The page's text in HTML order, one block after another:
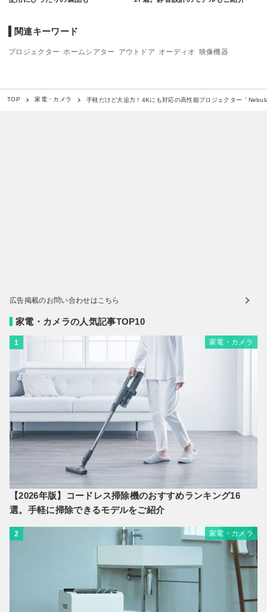
関連キーワード
プロジェクター ホームシアター アウトドア オーディオ 映像機器
TOP 家電・カメラ 手軽だけど大迫力！4Kにも対応の高性能プロジェクター「
広告掲載のお問い合わせはこちら
家電・カメラの人気記事TOP10
1 家電・カメラ
【2026年版】コードレス掃除機のおすすめランキング16
選。手軽に掃除できるモデルをご紹介
2 家電・カメラ